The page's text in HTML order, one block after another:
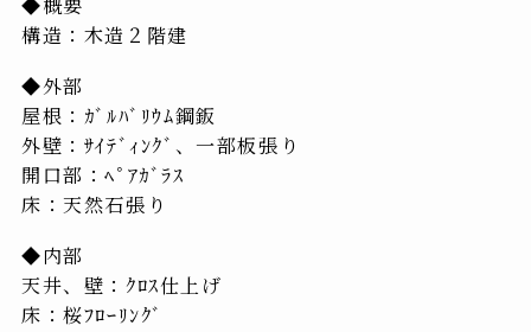
構造：木造２階建
◆外部
屋根：ｶﾞﾙﾊﾞﾘｳﾑ鋼鈑
外壁：ｻｲﾃﾞｨﾝｸﾞ、一部板張り
開口部：ﾍﾟｱｶﾞﾗｽ
床：天然石張り
◆内部
天井、壁：ｸﾛｽ仕上げ
床：桜ﾌﾛｰﾘﾝｸﾞ